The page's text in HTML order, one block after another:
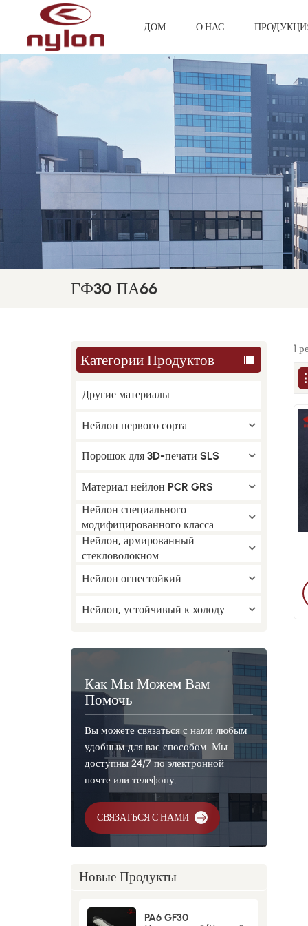
ДОМ О НАС
ГФ30 ПА66
Категории Продуктов
Другие материалы
Нейлон первого сорта
Порошок для 3D-печати SLS
Материал нейлон PCR GRS
Нейлон специального
модифицированного класса
Нейлон, армированный
стекловолокном
Нейлон огнестойкий
Нейлон, устойчивый к холоду
Как Мы Можем Вам
Помочь
Вы можете связаться с нами любым
удобным для вас способом. Мы
доступны 24/7 по электронной
почте или телефону.
СВЯЗАТЬСЯ С НАМИ
Новые Продукты
PA6 GF30
1